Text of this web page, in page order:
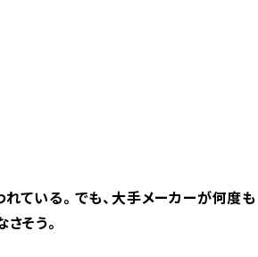
ている。でも、大手メーカーが何度も
そう。